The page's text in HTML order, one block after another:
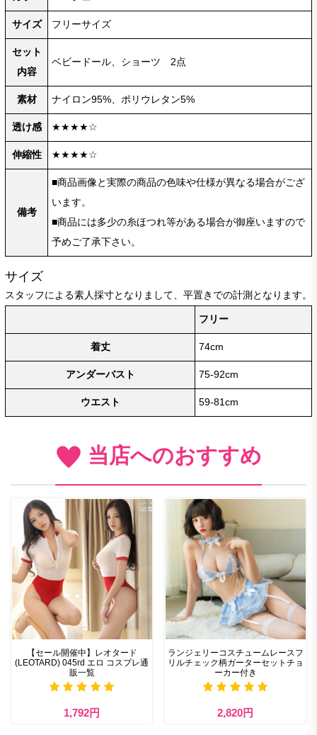
サイズ フリーサイズ
セット
内容
ベビードール、ショーツ 2点
素材 ナイロン95%、ポリウレタン5%
透け感 ★★★★☆
伸縮性 ★★★★☆
備考
■商品画像と実際の商品の色味や仕様が異なる場合がござ
います。
■商品には多少の糸ほつれ等がある場合が御座いますので
予めご了承下さい。
サイズ
スタッフによる素人採寸となりまして、平置きでの計測となります。
フリー
着丈 74cm
アンダーバスト 75-92cm
ウエスト 59-81cm
当店へのおすすめ
【セール開催中】レオタード
(LEOTARD) 045rd エロ コスプレ通
販一覧
1,792円
ランジェリーコスチュームレースフ
リルチェック柄ガーターセットチョ
ーカー付き
2,820円